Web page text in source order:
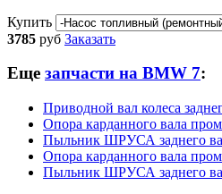
Купить
3785 руб Заказать
Еще запчасти на BMW 7:
Приводной вал колеса
Опора карданного вала
Пыльник ШРУСА заднего
Опора карданного вала
Пыльник ШРУСА заднего